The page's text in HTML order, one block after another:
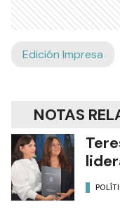
Edición Impresa
NOTAS